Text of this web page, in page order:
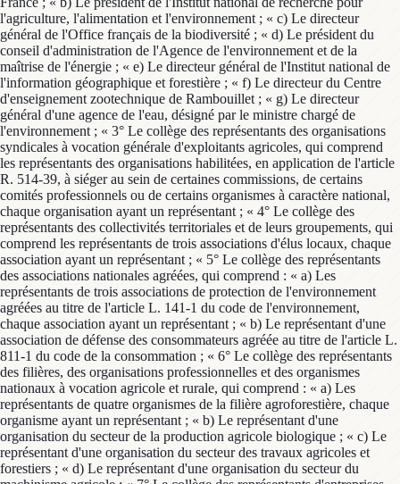
l'agriculture, l'alimentation et l'environnement ; « c) Le directeur
général de l'Office français de la biodiversité ; « d) Le président du
conseil d'administration de l'Agence de l'environnement et de la
maîtrise de l'énergie ; « e) Le directeur général de l'Institut national de
l'information géographique et forestière ; « f) Le directeur du Centre
d'enseignement zootechnique de Rambouillet ; « g) Le directeur
général d'une agence de l'eau, désigné par le ministre chargé de
l'environnement ; « 3° Le collège des représentants des organisations
syndicales à vocation générale d'exploitants agricoles, qui comprend
les représentants des organisations habilitées, en application de l'article
R. 514-39, à siéger au sein de certaines commissions, de certains
comités professionnels ou de certains organismes à caractère national,
chaque organisation ayant un représentant ; « 4° Le collège des
représentants des collectivités territoriales et de leurs groupements, qui
comprend les représentants de trois associations d'élus locaux, chaque
association ayant un représentant ; « 5° Le collège des représentants
des associations nationales agréées, qui comprend : « a) Les
représentants de trois associations de protection de l'environnement
agréées au titre de l'article L. 141-1 du code de l'environnement,
chaque association ayant un représentant ; « b) Le représentant d'une
association de défense des consommateurs agréée au titre de l'article L.
811-1 du code de la consommation ; « 6° Le collège des représentants
des filières, des organisations professionnelles et des organismes
nationaux à vocation agricole et rurale, qui comprend : « a) Les
représentants de quatre organismes de la filière agroforestière, chaque
organisme ayant un représentant ; « b) Le représentant d'une
organisation du secteur de la production agricole biologique ; « c) Le
représentant d'une organisation du secteur des travaux agricoles et
forestiers ; « d) Le représentant d'une organisation du secteur du